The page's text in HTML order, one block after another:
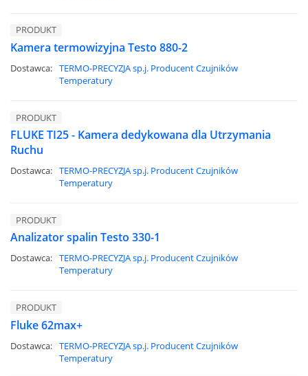
PRODUKT
Kamera termowizyjna Testo 880-2
Dostawca: TERMO-PRECYZJA sp.j. Producent Czujników
Temperatury
PRODUKT
FLUKE TI25 - Kamera dedykowana dla Utrzymania
Ruchu
Dostawca: TERMO-PRECYZJA sp.j. Producent Czujników
Temperatury
PRODUKT
Analizator spalin Testo 330-1
Dostawca: TERMO-PRECYZJA sp.j. Producent Czujników
Temperatury
PRODUKT
Fluke 62max+
Dostawca: TERMO-PRECYZJA sp.j. Producent Czujników
Temperatury